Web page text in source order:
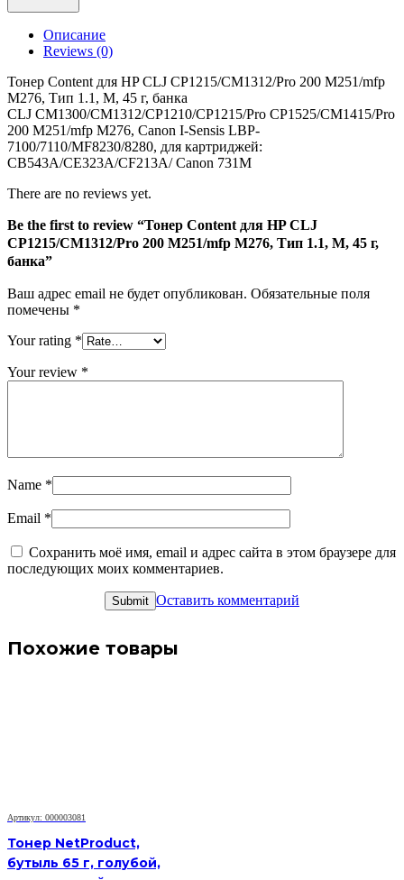
CP1215/CM1312/Pro
M276,
Тип
1.1,
M,
45
г,
Описание
Reviews (0)
Тонер Content для HP CLJ CP1215/CM1312/Pro 200 M251/mfp
M276, Тип 1.1, M, 45 г, банка
CLJ CM1300/CM1312/CP1210/CP1215/Pro CP1525/CM1415/Pro
200 M251/mfp M276, Canon I-Sensis LBP-
7100/7110/MF8230/8280, для картриджей:
CB543A/CE323A/CF213A/ Canon 731M
There are no reviews yet.
Be the first to review “Тонер Content для HP CLJ
CP1215/CM1312/Pro 200 M251/mfp M276, Тип 1.1, M, 45 г,
банка”
Ваш адрес email не будет опубликован. Обязательные поля
помечены *
Your rating *
Your review *
Name *
Email *
Сохранить моё имя, email и адрес сайта в этом браузере для
последующих моих комментариев.
Оставить комментарий
Похожие товары
Артикул: 000003081
Тонер NetProduct,
бутыль 65 г, голубой,